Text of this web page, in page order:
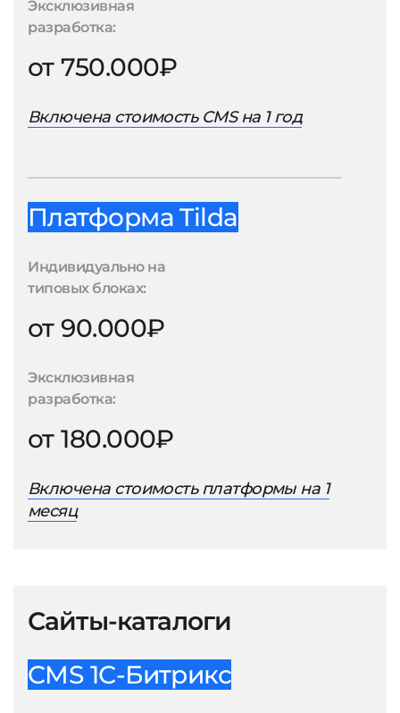
Эксклюзивная
разработка:
от 750.000₽
Включена стоимость CMS на 1 год
Платформа Tilda
Индивидуально на
типовых блоках:
от 90.000₽
Эксклюзивная
разработка:
от 180.000₽
Включена стоимость платформы на 1
месяц
Сайты-каталоги
CMS 1С-Битрикс